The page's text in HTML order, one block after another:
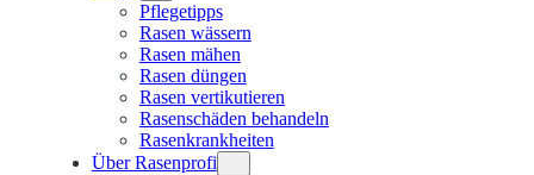
Pflegetipps
Rasen wässern
Rasen mähen
Rasen düngen
Rasen vertikutieren
Rasenschäden behandeln
Rasenkrankheiten
Über Rasenprofi